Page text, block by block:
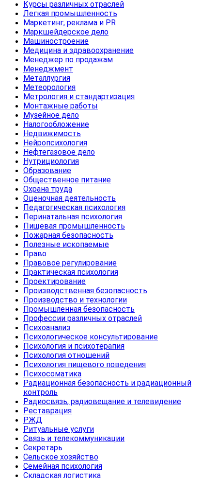
Курсы различных отраслей
Легкая промышленность
Маркетинг, реклама и PR
Маркшейдерское дело
Машиностроение
Медицина и здравоохранение
Менеджер по продажам
Менеджмент
Металлургия
Метеорология
Метрология и стандартизация
Монтажные работы
Музейное дело
Налогообложение
Недвижимость
Нейропсихология
Нефтегазовое дело
Нутрициология
Образование
Общественное питание
Охрана труда
Оценочная деятельность
Педагогическая психология
Перинатальная психология
Пищевая промышленность
Пожарная безопасность
Полезные ископаемые
Право
Правовое регулирование
Практическая психология
Проектирование
Производственная безопасность
Производство и технологии
Промышленная безопасность
Профессии различных отраслей
Психоанализ
Психологическое консультирование
Психология и психотерапия
Психология отношений
Психология пищевого поведения
Психосоматика
Радиационная безопасность и радиационный
контроль
Радиосвязь, радиовещание и телевидение
Реставрация
РЖД
Ритуальные услуги
Связь и телекоммуникации
Секретарь
Сельское хозяйство
Семейная психология
Складская логистика